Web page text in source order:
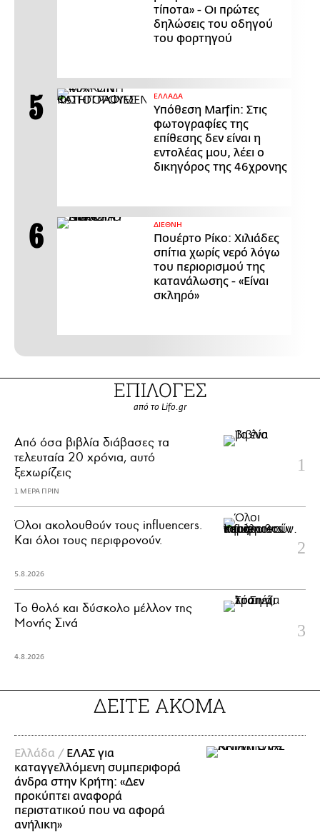
τίποτα» - Οι πρώτες
δηλώσεις του οδηγού
του φορτηγού
ΕΛΛΑΔΑ
Υπόθεση Marfin: Στις
φωτογραφίες της
επίθεσης δεν είναι η
εντολέας μου, λέει ο
δικηγόρος της 46χρονης
ΔΙΕΘΝΗ
Πουέρτο Ρίκο: Χιλιάδες
σπίτια χωρίς νερό λόγω
του περιορισμού της
κατανάλωσης - «Είναι
σκληρό»
ΕΠΙΛΟΓΕΣ
από το Lifo.gr
Από όσα βιβλία διάβασες τα
τελευταία 20 χρόνια, αυτό
ξεχωρίζεις
1 ΜΕΡΑ ΠΡΙΝ
Όλοι ακολουθούν τους influencers.
Και όλοι τους περιφρονούν.
5.8.2026
Το θολό και δύσκολο μέλλον της
Μονής Σινά
4.8.2026
ΔΕΙΤΕ ΑΚΟΜΑ
Ελλάδα / ΕΛΑΣ για
καταγγελλόμενη συμπεριφορά
άνδρα στην Κρήτη: «Δεν
προκύπτει αναφορά
περιστατικού που να αφορά
ανήλικη»